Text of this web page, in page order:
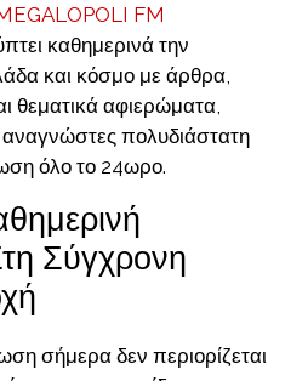
FM
καθημερινά την
και κόσμο με άρθρα,
θεματικά αφιερώματα,
πολυδιάστατη
όλο το 24ωρο.
Σύγχρονη
σήμερα δεν περιορίζεται